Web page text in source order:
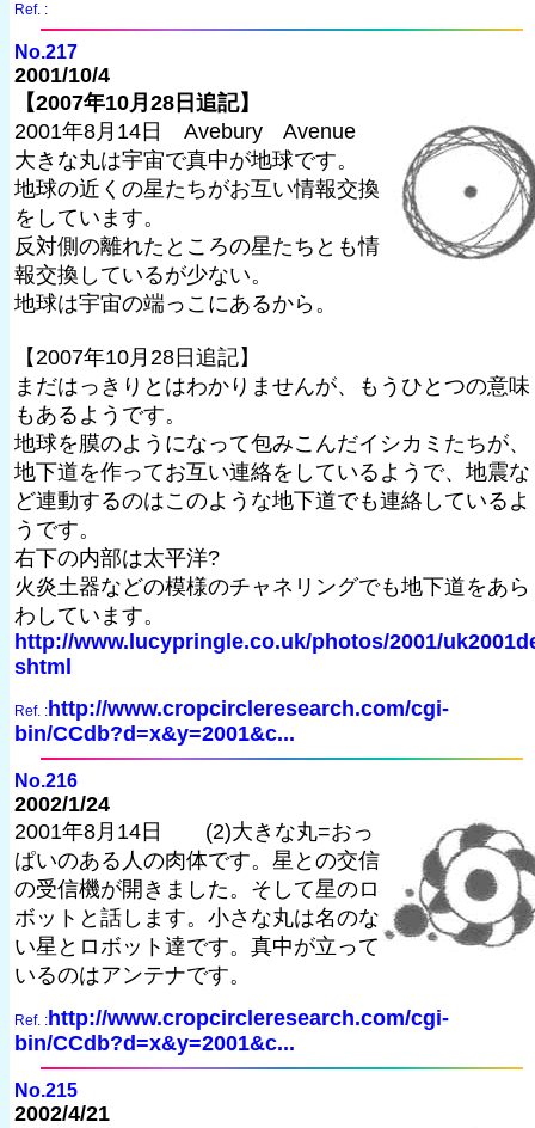
Ref. :
No.217
2001/10/4
【2007年10月28日追記】
2001年8月14日 Avebury Avenue
大きな丸は宇宙で真中が地球です。
地球の近くの星たちがお互い情報交換
をしています。
反対側の離れたところの星たちとも情
報交換しているが少ない。
地球は宇宙の端っこにあるから。
【2007年10月28日追記】
まだはっきりとはわかりませんが、もうひとつの意味
もあるようです。
地球を膜のようになって包みこんだイシカミたちが、
地下道を作ってお互い連絡をしているようで、地震な
ど連動するのはこのような地下道でも連絡しているよ
うです。
右下の内部は太平洋?
火炎土器などの模様のチャネリングでも地下道をあら
わしています。
http://www.lucypringle.co.uk/photos/2001/
shtml
Ref. : http://www.cropcircleresearch.com/cgi-
bin/CCdb?d=x&y=2001&c...
No.216
2002/1/24
2001年8月14日 (2)大きな丸=おっ
ぱいのある人の肉体です。星との交信
の受信機が開きました。そして星のロ
ボットと話します。小さな丸は名のな
い星とロボット達です。真中が立って
いるのはアンテナです。
Ref. : http://www.cropcircleresearch.com/cgi-
bin/CCdb?d=x&y=2001&c...
No.215
2002/4/21